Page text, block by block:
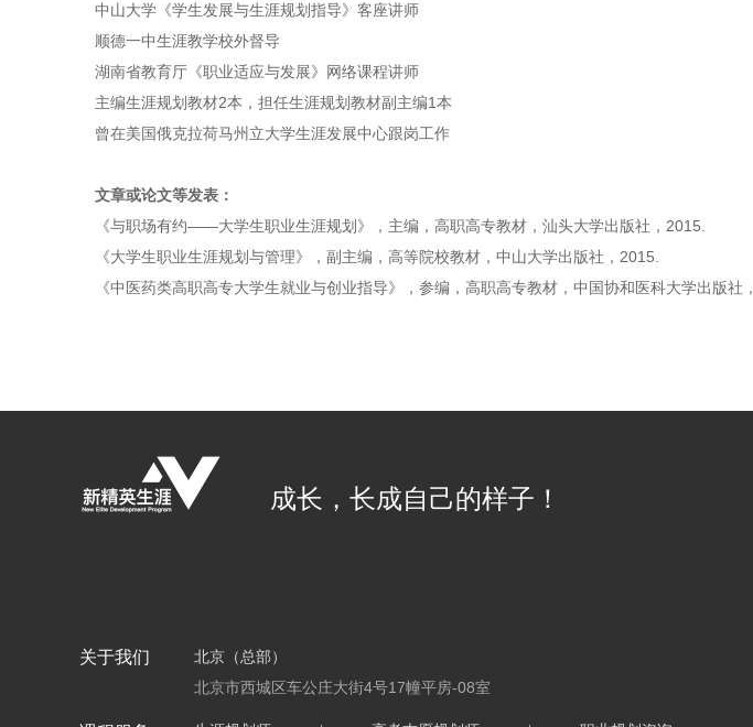
中山大学《学生发展与生涯规划指导》客座讲师
顺德一中生涯教学校外督导
湖南省教育厅《职业适应与发展》网络课程讲师
主编生涯规划教材2本，担任生涯规划教材副主编1本
曾在美国俄克拉荷马州立大学生涯发展中心跟岗工作
文章或论文等发表：
《与职场有约——大学生职业生涯规划》，主编，高职高专教材，汕头大学出版社，2015.
《大学生职业生涯规划与管理》，副主编，高等院校教材，中山大学出版社，2015.
《中医药类高职高专大学生就业与创业指导》，参编，高职高专教材，中国协和医科大学出版社，
成长，长成自己的样子！
关于我们
北京（总部）
北京市西城区车公庄大街4号17幢平房-08室